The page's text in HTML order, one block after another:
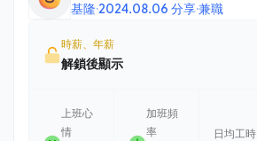
基隆·2024.08.06 分享·兼職
時薪、年薪
解鎖後顯示
上班心
情
加班頻
率
日均工時